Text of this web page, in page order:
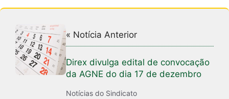
« Notícia Anterior
Direx divulga edital de convocação
da AGNE do dia 17 de dezembro
Notícias do Sindicato